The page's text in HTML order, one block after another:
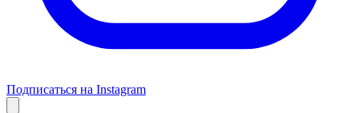
Подписаться на Instagram